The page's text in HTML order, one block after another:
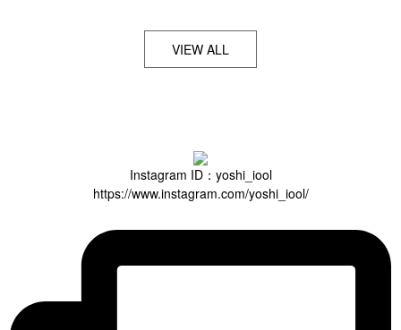
VIEW ALL
Instagram ID：yoshi_iool
https://www.instagram.com/yoshi_iool/